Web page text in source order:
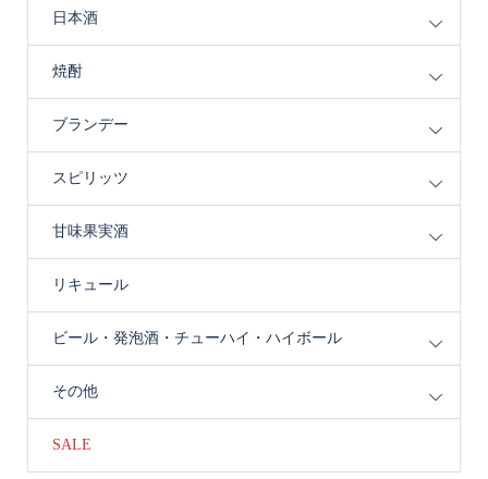
日本酒
焼酎
ブランデー
スピリッツ
甘味果実酒
リキュール
ビール・発泡酒・チューハイ・ハイボール
その他
SALE